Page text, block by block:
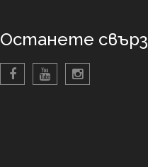
Останете